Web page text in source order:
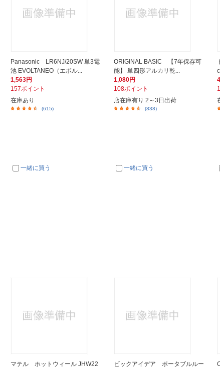
Panasonic LR6NJ/20SW 単3電
池 EVOLTANEO（エボル...
1,563円
157ポイント
在庫あり
(615)
一緒に買う
ORIGINAL BASIC 【7年保存可
能】 単四形アルカリ乾...
1,080円
108ポイント
店在庫有り 2～3日出荷
(838)
一緒に買う
マテル ホットウィール JHW22
ビックアイデア ポータブルルー